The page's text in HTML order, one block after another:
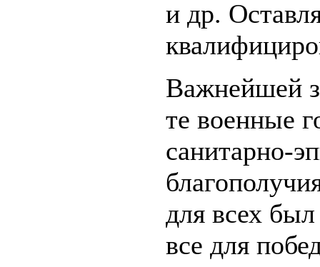
и др.
Важнейшей
те военные
санитарно-
для всех
все для